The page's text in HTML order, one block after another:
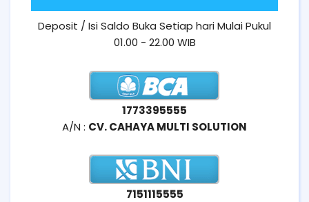
Deposit / Isi Saldo Buka Setiap hari Mulai Pukul
01.00 - 22.00 WIB
1773395555
A/N : CV. CAHAYA MULTI SOLUTION
7151115555